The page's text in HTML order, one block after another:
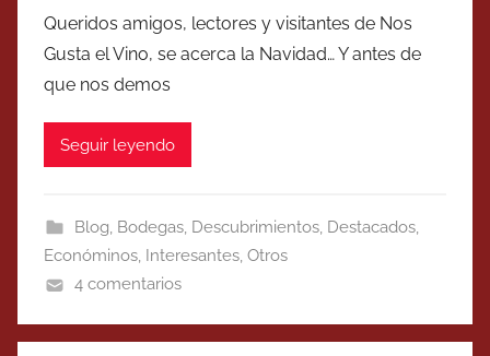
Queridos amigos, lectores y visitantes de Nos
Gusta el Vino, se acerca la Navidad… Y antes de
que nos demos
Seguir leyendo
Blog, Bodegas, Descubrimientos, Destacados,
Económinos, Interesantes, Otros
4 comentarios